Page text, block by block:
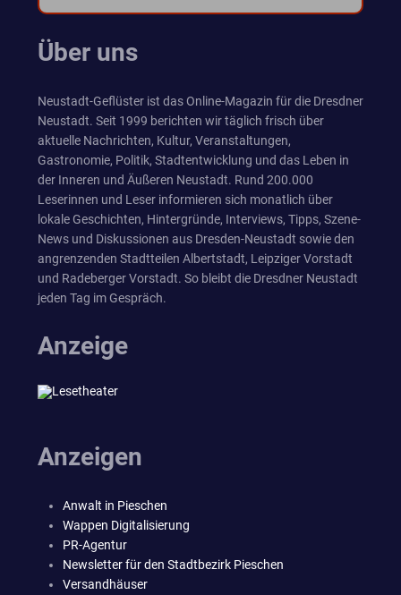
Über uns
Neustadt-Geflüster ist das Online-Magazin für die Dresdner
Neustadt. Seit 1999 berichten wir täglich frisch über
aktuelle Nachrichten, Kultur, Veranstaltungen,
Gastronomie, Politik, Stadtentwicklung und das Leben in
der Inneren und Äußeren Neustadt. Rund 200.000
Leserinnen und Leser informieren sich monatlich über
lokale Geschichten, Hintergründe, Interviews, Tipps, Szene-
News und Diskussionen aus Dresden-Neustadt sowie den
angrenzenden Stadtteilen Albertstadt, Leipziger Vorstadt
und Radeberger Vorstadt. So bleibt die Dresdner Neustadt
jeden Tag im Gespräch.
Anzeige
Anzeigen
Anwalt in Pieschen
Wappen Digitalisierung
PR-Agentur
Newsletter für den Stadtbezirk Pieschen
Versandhäuser